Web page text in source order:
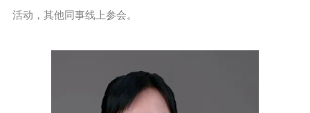
活动，其他同事线上参会。